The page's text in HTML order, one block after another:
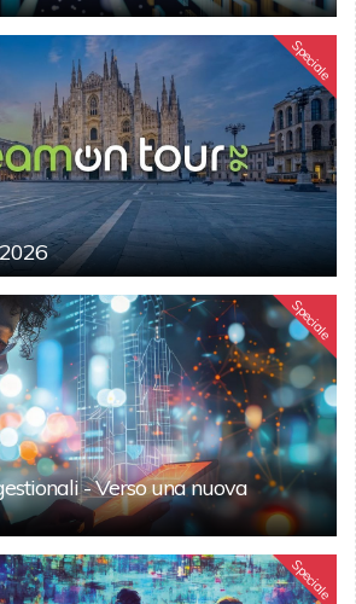
Speciale
Speciale
- Verso una nuova
Speciale